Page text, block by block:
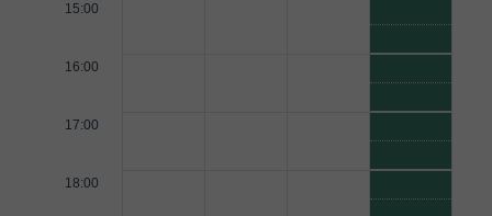
15:00
16:00
17:00
18:00